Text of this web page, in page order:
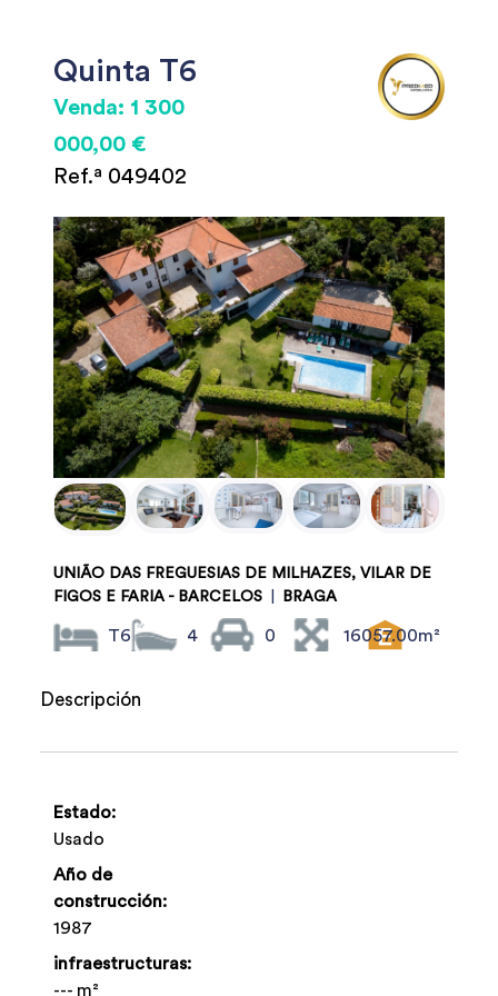
Quinta T6
Venda: 1 300
000,00 €
Ref.ª 049402
UNIÃO DAS FREGUESIAS DE MILHAZES, VILAR DE
FIGOS E FARIA - BARCELOS
BRAGA
T6 4 0 16057.00m²
Descripción
Estado:
Usado
Año de
construcción:
1987
infraestructuras:
--- m²